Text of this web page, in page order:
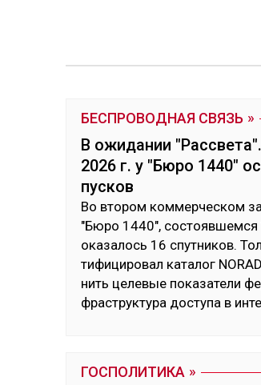
БЕСПРОВОДНАЯ СВЯЗЬ
В ожидании
2026 г. у "Бюро 1440"
пусков
Во вто­ром ком­мер­чес­ком
"Бю­ро 1440", сос­тояв­шем­ся
ока­залось 16 спут­ни­ков.
ти­фици­ровал ка­талог
нить це­левые по­каза­тели
фраструк­ту­ра дос­ту­па в
ГОСПОЛИТИКА